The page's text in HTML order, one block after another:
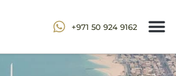
+971 50 924 9162